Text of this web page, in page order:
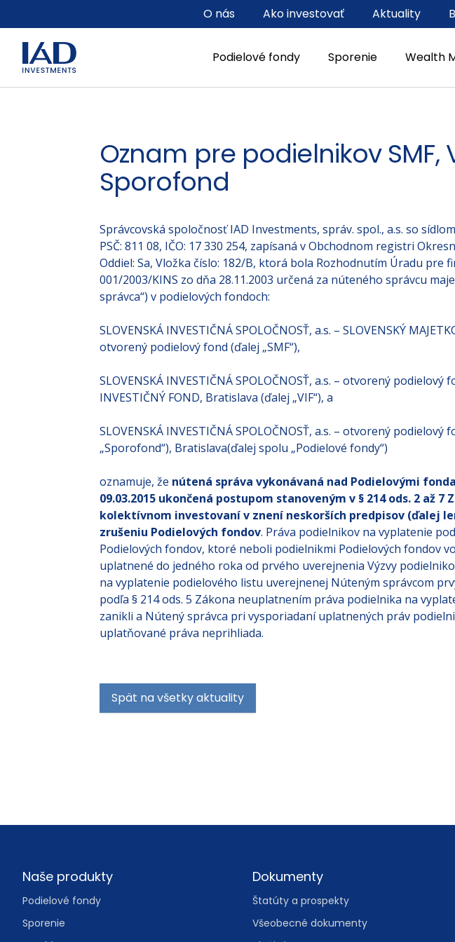
Podielové fondy Sporenie Wealth
O nás Ako investovať Aktuality
Oznam pre podielnikov SMF,
Sporofond
Správcovská spoločnosť IAD Investments, správ. spol., a.s. so
PSČ: 811 08, IČO: 17 330 254, zapísaná v Obchodnom registri
Oddiel: Sa, Vložka číslo: 182/B, ktorá bola Rozhodnutím Úradu pre
001/2003/KINS zo dňa 28.11.2003 určená za núteného správcu
správca“) v podielových fondoch:
SLOVENSKÁ INVESTIČNÁ SPOLOČNOSŤ, a.s. – SLOVENSKÝ
otvorený podielový fond (ďalej „SMF“),
SLOVENSKÁ INVESTIČNÁ SPOLOČNOSŤ, a.s. – otvorený podielový
INVESTIČNÝ FOND, Bratislava (ďalej „VIF“), a
SLOVENSKÁ INVESTIČNÁ SPOLOČNOSŤ, a.s. – otvorený podielový
„Sporofond“), Bratislava(ďalej spolu „Podielové fondy“)
oznamuje, že nútená správa vykonávaná nad Podielovými
09.03.2015 ukončená postupom stanoveným v § 214 ods. 2 až 7
kolektívnom investovaní v znení neskorších predpisov (ďalej
zrušeniu Podielových fondov. Práva podielnikov na vyplatenie
Podielových fondov, ktoré neboli podielnikmi Podielových fondov
uplatnené do jedného roka od prvého uverejnenia Výzvy
na vyplatenie podielového listu uverejnenej Núteným správcom
podľa § 214 ods. 5 Zákona neuplatnením práva podielnika na
zanikli a Nútený správca pri vysporiadaní uplatnených práv
uplatňované práva neprihliada.
Spät na všetky aktuality
Footer
Naše produkty
Podielové fondy
Sporenie
Dokumenty
Štatúty a prospekty
Všeobecné dokumenty